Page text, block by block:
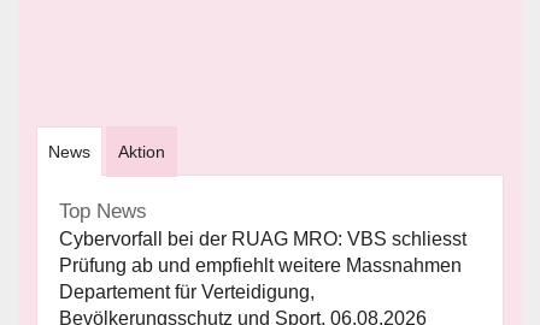
News Aktion
Top News
Cybervorfall bei der RUAG MRO: VBS schliesst
Prüfung ab und empfiehlt weitere Massnahmen
Departement für Verteidigung,
Bevölkerungsschutz und Sport, 06.08.2026